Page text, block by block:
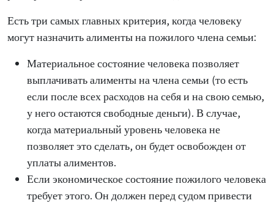
Есть три самых главных критерия, когда человеку
могут назначить алименты на пожилого члена семьи:
Материальное состояние человека позволяет
выплачивать алименты на члена семьи (то есть
если после всех расходов на себя и на свою семью,
у него остаются свободные деньги). В случае,
когда материальный уровень человека не
позволяет это сделать, он будет освобожден от
уплаты алиментов.
Если экономическое состояние пожилого человека
требует этого. Он должен перед судом привести